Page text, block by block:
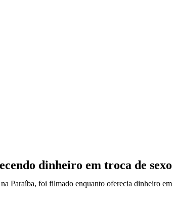
dinheiro em troca de sexo
Paraíba, foi filmado enquanto oferecia dinheiro